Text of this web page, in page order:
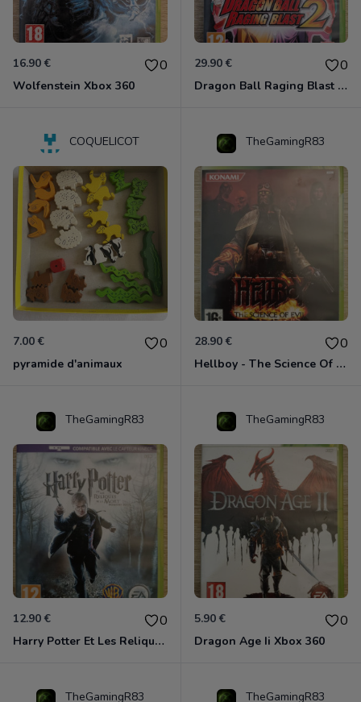
16.90 € 0
Wolfenstein Xbox 360
29.90 € 0
Dragon Ball Raging Blast 2 Xbox 360
COQUELICOT
7.00 € 0
pyramide d'animaux
TheGamingR83
28.90 € 0
Hellboy - The Science Of Evil Xbox 360
TheGamingR83
12.90 € 0
Harry Potter Et Les Reliques De La Mort - 1ère Partie Xbox 360
TheGamingR83
5.90 € 0
Dragon Age Ii Xbox 360
TheGamingR83 TheGamingR83